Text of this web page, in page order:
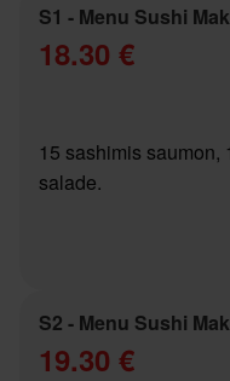
S1 - Menu Sushi
18.30 €
15 sashimis saumon,
salade.
S2 - Menu Sushi
19.30 €